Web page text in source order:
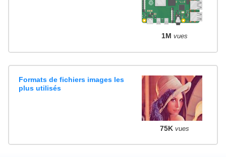
1M vues
Formats de fichiers images les
plus utilisés
75K vues